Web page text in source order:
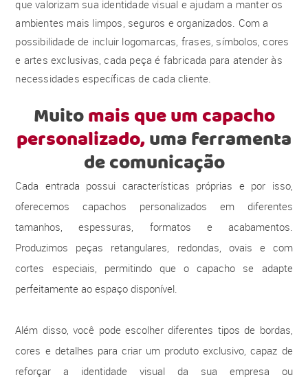
que valorizam sua identidade visual e ajudam a manter os
ambientes mais limpos, seguros e organizados. Com a
possibilidade de incluir logomarcas, frases, símbolos, cores
e artes exclusivas, cada peça é fabricada para atender às
necessidades específicas de cada cliente.
Muitomais que um capacho
personalizado,uma ferramenta
de comunicação
Cada entrada possui características próprias e por isso,
oferecemos capachos personalizados em diferentes
tamanhos, espessuras, formatos e acabamentos.
Produzimos peças retangulares, redondas, ovais e com
cortes especiais, permitindo que o capacho se adapte
perfeitamente ao espaço disponível.
Além disso, você pode escolher diferentes tipos de bordas,
cores e detalhes para criar um produto exclusivo, capaz de
reforçar a identidade visual da sua empresa ou